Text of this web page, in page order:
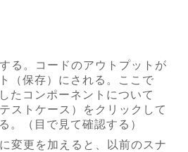
る。コードのアウトプットが
（保存）にされる。ここで
たコンポーネントについて
ストケース）をクリックして
。（目で見て確認する）
変更を加えると、以前のスナ